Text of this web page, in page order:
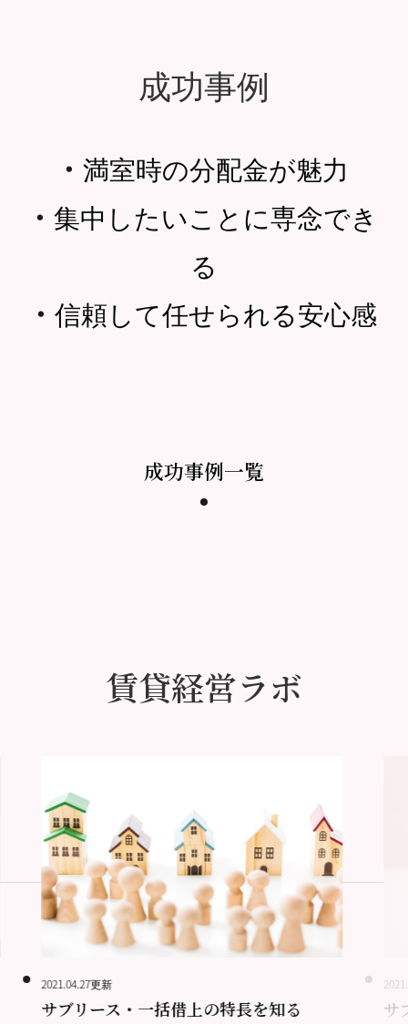
成功事例
・ 満室時の分配金が魅力
・ 集中したいことに専念でき
る
・ 信頼して任せられる安心感
成功事例一覧
賃貸経営ラボ
2021.04.27更新
サブリース・一括借上の特長を知る サ